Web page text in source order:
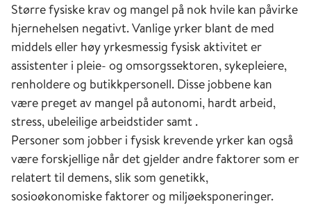
Større fysiske krav og mangel på nok hvile kan påvirke
hjernehelsen negativt. Vanlige yrker blant de med
middels eller høy yrkesmessig fysisk aktivitet er
assistenter i pleie- og omsorgssektoren, sykepleiere,
renholdere og butikkpersonell. Disse jobbene kan
være preget av mangel på autonomi, hardt arbeid,
stress, ubeleilige arbeidstider samt .
Personer som jobber i fysisk krevende yrker kan også
være forskjellige når det gjelder andre faktorer som er
relatert til demens, slik som genetikk,
sosioøkonomiske faktorer og miljøeksponeringer.